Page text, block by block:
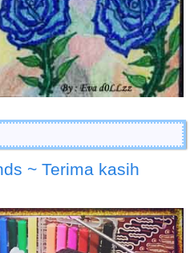
~ Terima kasih